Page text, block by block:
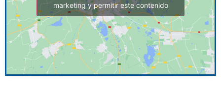
marketing y permitir este contenido